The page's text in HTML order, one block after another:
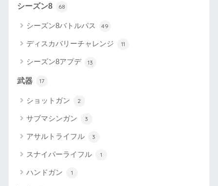
シーズン8 68
シーズン8バトルパス 49
ディスカバリーチャレンジ 11
シーズン8アプデ 13
武器 17
ショットガン 2
サブマシンガン 3
アサルトライフル 3
スナイパーライフル 1
ハンドガン 1